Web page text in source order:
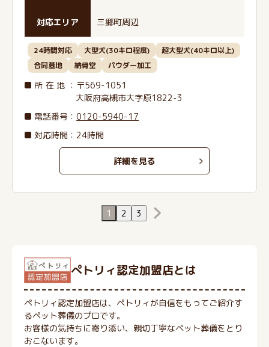
対応エリア 三郷町周辺
24時間対応 大型犬(30キロ程度)
超大型犬(40キロ以上)
合同墓地
納骨堂 パウダー加工
所在地 ：〒569-1051
大阪府高槻市大字原1822-3
電話番号 ：0120-5940-17
対応時間：24時間
詳細を見る
1 2 3
ぺトリィ認定加盟店とは
ペトリィ認定加盟店は、ペトリィが自信をもってご紹介す
るペット葬儀のプロです。
お客様の気持ちに寄り添い、親切丁寧なペット葬儀をとり
おこないます。